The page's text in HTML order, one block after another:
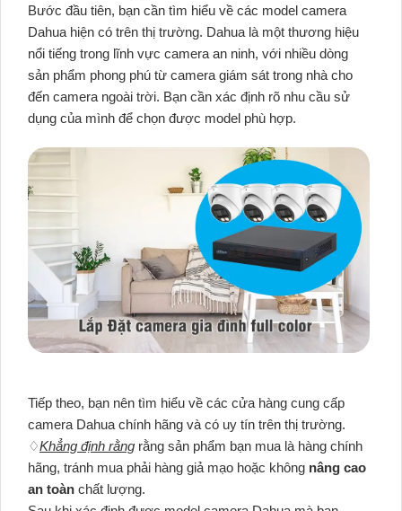
Bước đầu tiên, bạn cần tìm hiểu về các model camera
Dahua hiện có trên thị trường. Dahua là một thương hiệu
nổi tiếng trong lĩnh vực camera an ninh, với nhiều dòng
sản phẩm phong phú từ camera giám sát trong nhà cho
đến camera ngoài trời. Bạn cần xác định rõ nhu cầu sử
dụng của mình để chọn được model phù hợp.
Tiếp theo, bạn nên tìm hiểu về các cửa hàng cung cấp
camera Dahua chính hãng và có uy tín trên thị trường.
♢Khẳng định rằng rằng sản phẩm bạn mua là hàng chính
hãng, tránh mua phải hàng giả mạo hoặc không nâng cao
an toàn chất lượng.